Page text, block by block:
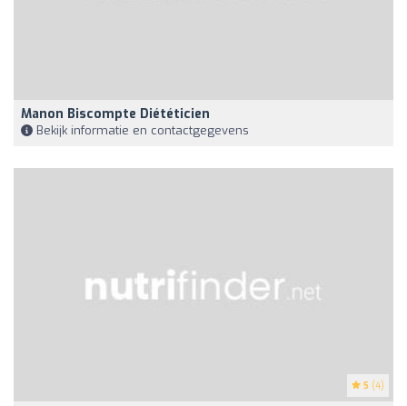
Manon Biscompte Diététicien
Bekijk informatie en contactgegevens
5 (4)